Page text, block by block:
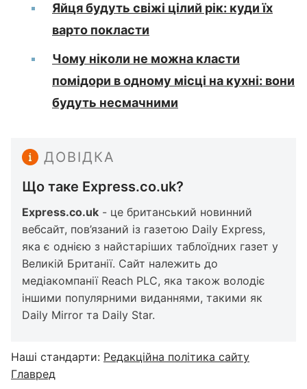
Яйця будуть свіжі цілий рік: куди їх
варто покласти
Чому ніколи не можна класти
помідори в одному місці на кухні: вони
будуть несмачними
ДОВІДКА
Що таке Express.co.uk?
Express.co.uk - це британський новинний
вебсайт, пов’язаний із газетою Daily Express,
яка є однією з найстаріших таблоїдних газет у
Великій Британії. Сайт належить до
медіакомпанії Reach PLC, яка також володіє
іншими популярними виданнями, такими як
Daily Mirror та Daily Star.
Наші стандарти: Редакційна політика сайту
Главред